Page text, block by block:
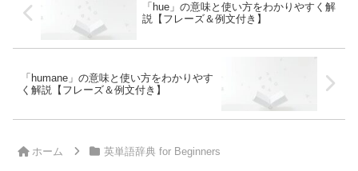
「hue」の意味と使い方をわかりやすく解
説【フレーズ＆例文付き】
「humane」の意味と使い方をわかりやす
く解説【フレーズ＆例文付き】
ホーム 英単語辞典 for Beginners